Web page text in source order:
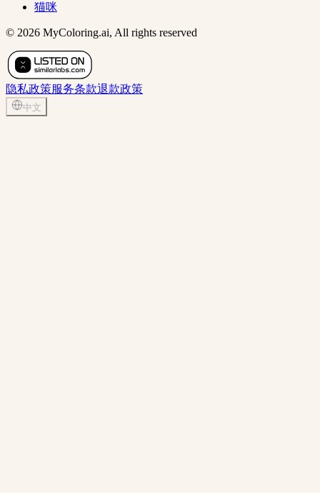
猫咪
© 2026 MyColoring.ai, All rights reserved
隐私政策服务条款退款政策
中文